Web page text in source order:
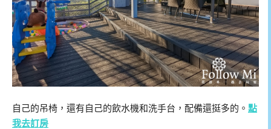
自己的吊椅，還有自己的飲水機和洗手台，配備還挺多的。 點
我去訂房